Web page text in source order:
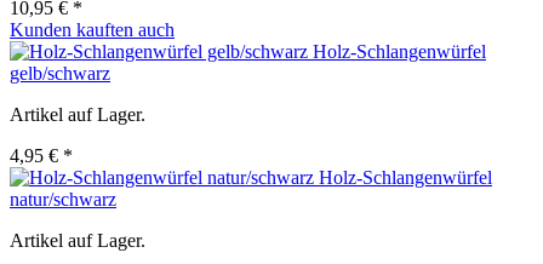
10,95 € *
Kunden kauften auch
Holz-Schlangenwürfel
gelb/schwarz
Artikel auf Lager.
4,95 € *
Holz-Schlangenwürfel
natur/schwarz
Artikel auf Lager.